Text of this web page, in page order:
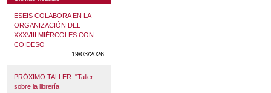
ESEIS COLABORA EN LA
ORGANIZACIÓN DEL
XXXVIII MIÉRCOLES CON
COIDESO
19/03/2026
PRÓXIMO TALLER: "Taller
sobre la librería